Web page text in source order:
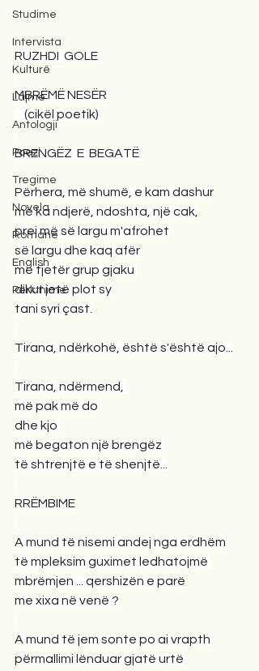
Studime
Intervista
Kulturë
Lajme
Antologji
Poezi
Tregime
Novela
Romane
English
Përkthime
RUZHDI  GOLE
MBRËMË NESËR
(cikël poetik)
BRENGËZ  E  BEGATË
Përhera, më shumë, e kam dashur
më ka ndjerë, ndoshta, një cak,
prej më së largu m'afrohet
së largu dhe kaq afër
me tjetër grup gjaku
dikur jetë plot sy
tani syri çast.
Tirana, ndërkohë, është s'është ajo...
Tirana, ndërmend,
më pak më do
dhe kjo
më begaton një brengëz
të shtrenjtë e të shenjtë...
RRËMBIME
A mund të nisemi andej nga erdhëm
të mpleksim guximet ledhatojmë
mbrëmjen ... qershizën e parë
me xixa në venë ?
A mund të jem sonte po ai vrapth
përmallimi lënduar gjatë urtë